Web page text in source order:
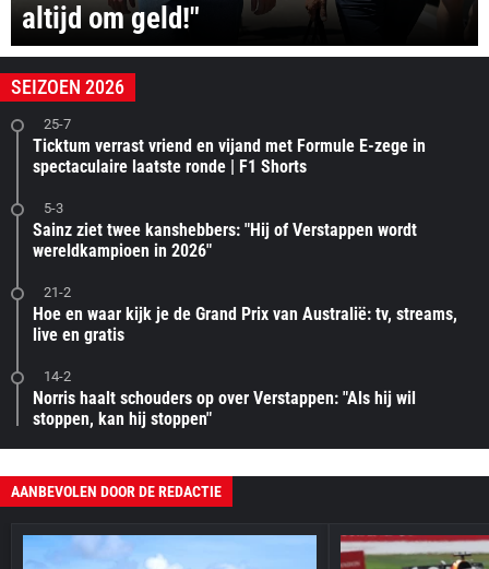
altijd om geld!"
SEIZOEN 2026
25-7
Ticktum verrast vriend en vijand met Formule E-zege in
spectaculaire laatste ronde | F1 Shorts
5-3
Sainz ziet twee kanshebbers: "Hij of Verstappen wordt
wereldkampioen in 2026"
21-2
Hoe en waar kijk je de Grand Prix van Australië: tv, streams,
live en gratis
14-2
Norris haalt schouders op over Verstappen: "Als hij wil
stoppen, kan hij stoppen"
AANBEVOLEN DOOR DE REDACTIE